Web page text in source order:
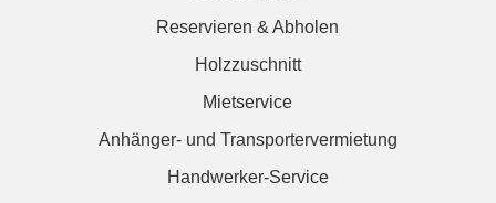
Reservieren & Abholen
Holzzuschnitt
Mietservice
Anhänger- und Transportervermietung
Handwerker-Service